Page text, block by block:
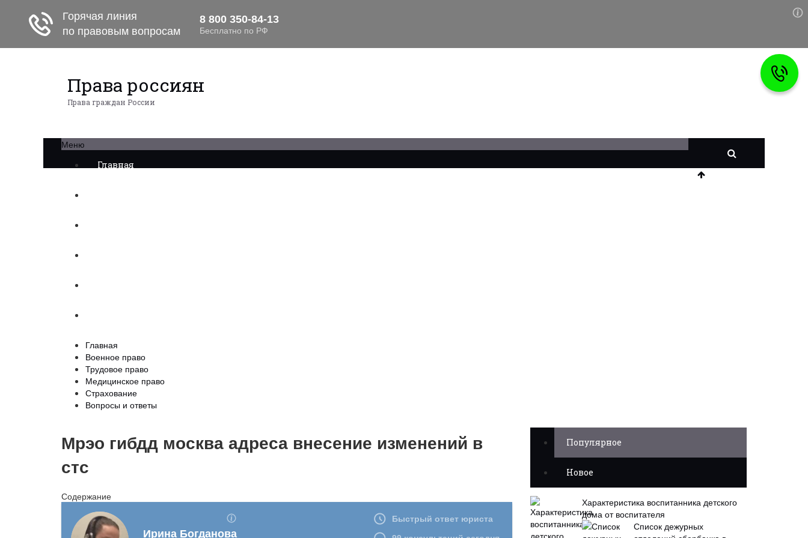
Права россиян
Права граждан России
Меню
Главная
Главная
Военное право
Трудовое право
Медицинское право
Страхование
Вопросы и ответы
Мрэо гибдд москва адреса внесение изменений в
стс
Содержание
Популярное
Новое
Характеристика воспитанника детского
дома от воспитателя
Список дежурных